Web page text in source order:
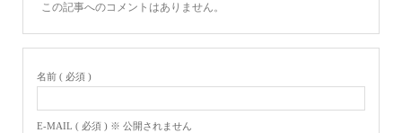
この記事へのコメントはありません。
名前 ( 必須 )
E-MAIL ( 必須 ) ※ 公開されません